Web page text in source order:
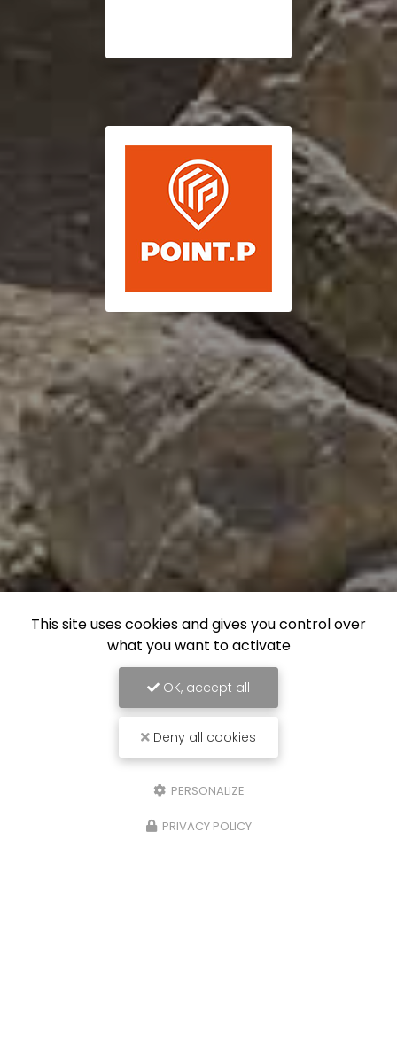
This site uses cookies and gives you control over
what you want to activate
OK, accept all
Deny all cookies
PERSONALIZE
PRIVACY POLICY